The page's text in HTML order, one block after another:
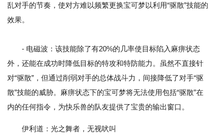
乱对手的节奏，使对方难以频繁更换宝可梦以利用“驱散”技能的
效果。
- 电磁波：该技能除了有20%的几率使目标陷入麻痹状态
外，还能在成功时降低目标的特攻和特防能力。虽然不直接针
对“驱散”，但通过削弱对手的总体战斗力，间接降低了对手“驱
散”技能的威胁。麻痹状态下的宝可梦将无法使用包括“驱散”在
内的任何指令，为快乐兽的队友提供了宝贵的输出窗口。
伊利道：光之舞者，无视吠叫